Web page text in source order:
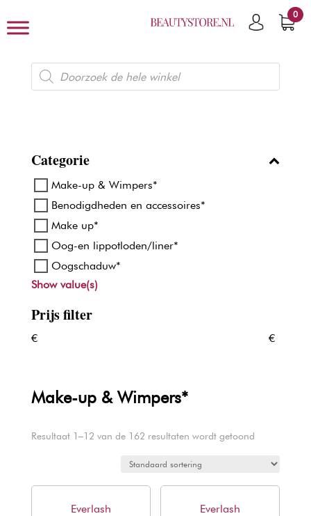
0
Producten
zoeken
Categorie
Make-up & Wimpers*
Benodigdheden en accessoires*
Make up*
Oog-en lippotloden/liner*
Oogschaduw*
Show value(s)
Prijs filter
€ €
Make-up & Wimpers*
Resultaat 1–12 van de 162 resultaten wordt getoond
Everlash Everlash